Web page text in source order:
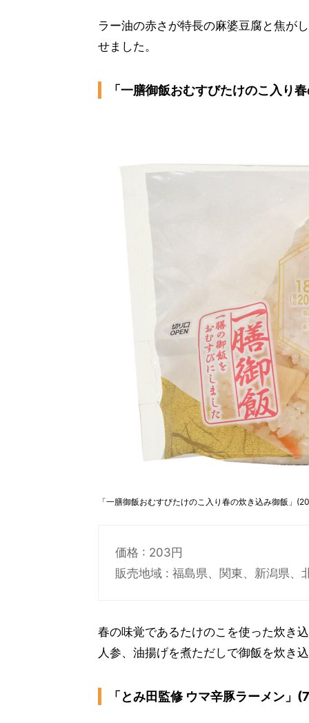
ラー油の赤さが特長の麻婆豆腐と焦が
せました。
「一膳御飯おむすびたけのこ入り
「一膳御飯おむすびたけのこ入り春の炊き込み御飯」
価格 : 203円
販売地域 : 福島県、関東、新潟県、
春の味覚であるたけのこを使った炊き
人参、油揚げを煮ただしで御飯を炊き
「とみ田監修 ウマ辛豚ラーメン」